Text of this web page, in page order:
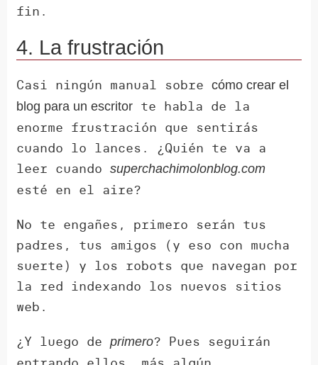
fin.
4. La frustración
Casi ningún manual sobrecómo crear el
blog para un escritor te habla de la
enorme frustración que sentirás
cuando lo lances. ¿Quién te va a
leer cuandosuperchachimolonblog.com
esté en el aire?
No te engañes, primero serán tus
padres, tus amigos (y eso con mucha
suerte) y los robots que navegan por
la red indexando los nuevos sitios
web.
¿Y luego deprimero? Pues seguirán